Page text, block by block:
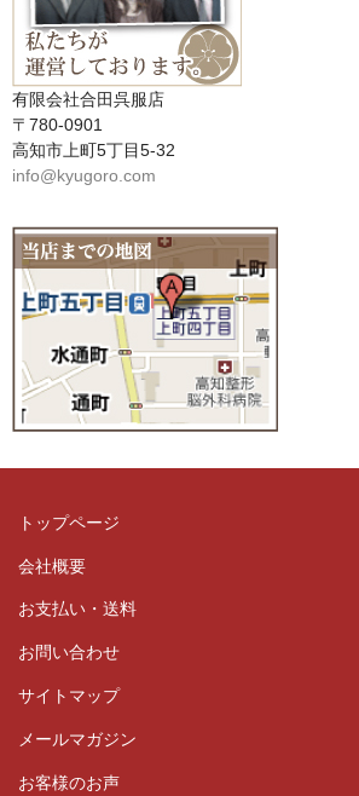
有限会社合田呉服店
〒780-0901
高知市上町5丁目5-32
info@kyugoro.com
トップページ
会社概要
お支払い・送料
お問い合わせ
サイトマップ
メールマガジン
お客様のお声